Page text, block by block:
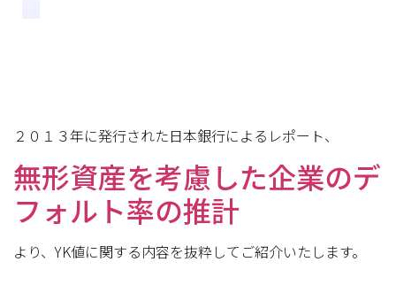
２０１３年に発行された日本銀行によるレポート、
無形資産を考慮した企業のデ
フォルト率の推計
より、YK値に関する内容を抜粋してご紹介いたします。